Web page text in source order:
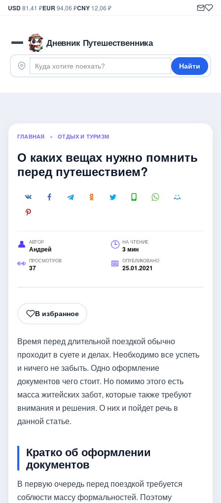
USD81,41 ₽EUR 94,06 ₽CNY 12,06 ₽
Дневник Путешественника
Найти
ГЛАВНАЯ » ОТДЫХ И ТУРИЗМ
О каких вещах нужно помнить
перед путешествием?
АВТОР
Андрей
НА ЧТЕНИЕ
3 мин
ПРОСМОТРОВ
37
ОПУБЛИКОВАНО
25.01.2021
В избранное
Время перед длительной поездкой обычно
проходит в суете и делах. Необходимо все успеть
и ничего не забыть. Одно оформление
документов чего стоит. Но помимо этого есть
масса житейских забот, которые также требуют
внимания и решения. О них и пойдет речь в
данной статье.
Кратко об оформлении
документов
В первую очередь перед поездкой требуется
соблюсти массу формальностей. Поэтому